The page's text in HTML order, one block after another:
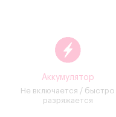
стекло вызвана не
царапины могут
даже неполадки в
признаках повреждения
Доступная
конкурентоспособные
Аккумулятор
Не включается / быстро
разряжается